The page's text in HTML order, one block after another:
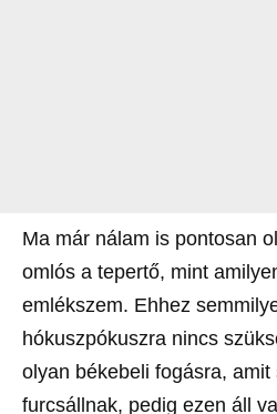
Ma már nálam is pontosan
omlós a tepertő, mint
emlékszem. Ehhez
hókuszpókuszra nincs
olyan békebeli fogásra, amit
furcsállnak, pedig ezen áll